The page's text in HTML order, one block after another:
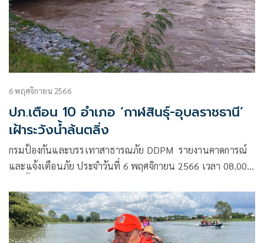
6 พฤศจิกายน 2566
ปภ.เตือน 10 อำเภอ ‘กาฬสินธุ์-อุบลราชธานี’
เฝ้าระวังน้ำล้นตลิ่ง
กรมป้องกันและบรรเทาสาธารณภัย DDPM รายงานคาดการณ์
และแจ้งเตือนภัย ประจำวันที่ 6 พฤศจิกายน 2566 เวลา 08.00